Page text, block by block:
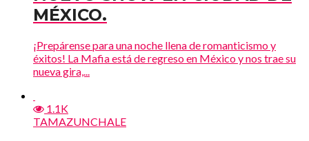
MÉXICO.
¡Prepárense para una noche llena de romanticismo y
éxitos! La Mafia está de regreso en México y nos trae su
nueva gira,...
1.1K
TAMAZUNCHALE